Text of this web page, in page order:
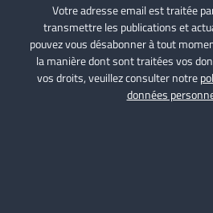
Votre adresse email est traitée
transmettre les publications et
pouvez vous désabonner à tout
la manière dont sont traitées vos
vos droits, veuillez consulter notre
données